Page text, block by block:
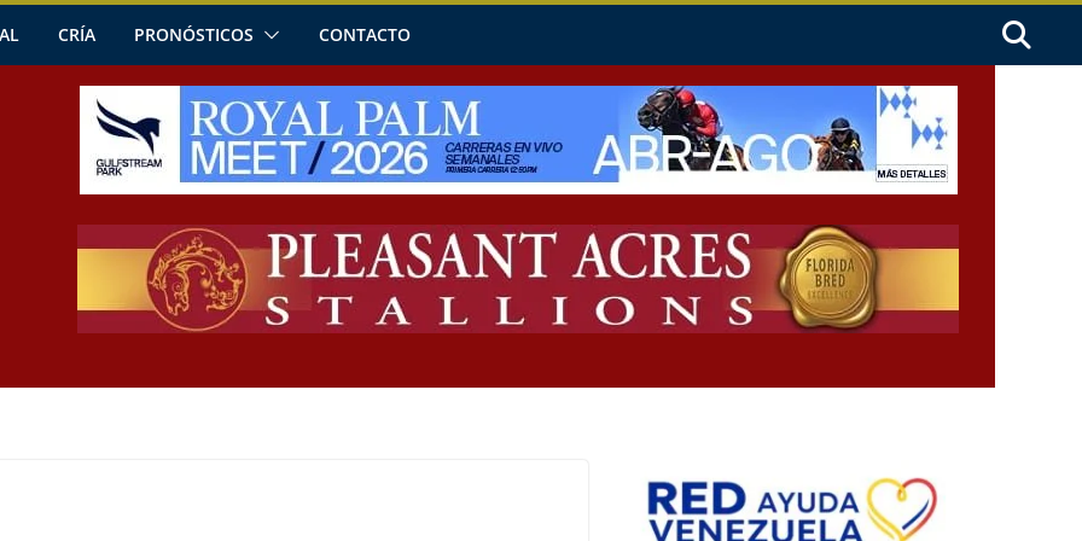
CRÍA PRONÓSTICOS CONTACTO